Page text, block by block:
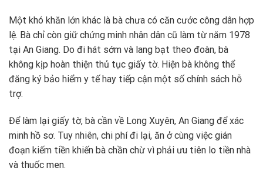
Một khó khăn lớn khác là bà chưa có căn cước công dân hợp
lệ. Bà chỉ còn giữ chứng minh nhân dân cũ làm từ năm 1978
tại An Giang. Do đi hát sớm và lang bạt theo đoàn, bà
không kịp hoàn thiện thủ tục giấy tờ. Hiện bà không thể
đăng ký bảo hiểm y tế hay tiếp cận một số chính sách hỗ
trợ.
Để làm lại giấy tờ, bà cần về Long Xuyên, An Giang để xác
minh hồ sơ. Tuy nhiên, chi phí đi lại, ăn ở cùng việc gián
đoạn kiếm tiền khiến bà chần chừ vì phải ưu tiên lo tiền nhà
và thuốc men.